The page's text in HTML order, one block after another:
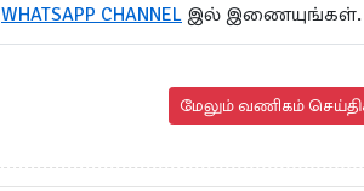
WHATSAPP CHANNEL இல் இணையுங்கள்.
மேலும் வணிகம்